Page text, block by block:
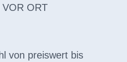
VOR ORT
von preiswert bis